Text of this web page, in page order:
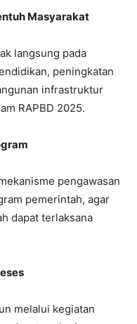
Masyarakat
langsung pada
peningkatan
infrastruktur
RAPBD 2025.
pengawasan
pemerintah, agar
dapat terlaksana
melalui kegiatan